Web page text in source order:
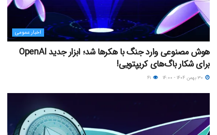
اخبار عمومی
هوش مصنوعی وارد جنگ با هکرها شد؛ ابزار جدید OpenAI
برای شکار باگ‌های کریپتویی!